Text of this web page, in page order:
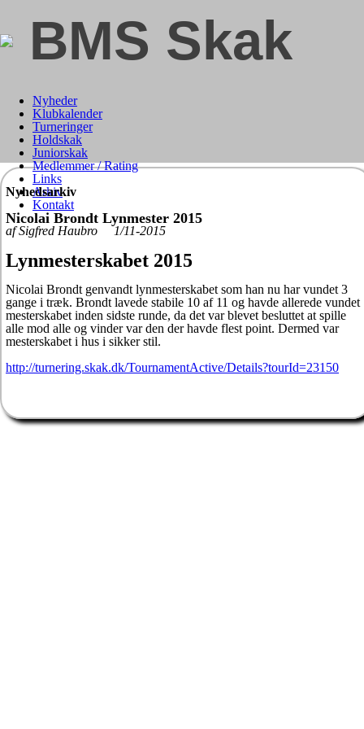
BMS Skak
Nyheder
Klubkalender
Turneringer
Holdskak
Juniorskak
Medlemmer / Rating
Links
Arkiv
Kontakt
Nyhedsarkiv
Nicolai Brondt Lynmester 2015
af Sigfred Haubro 1/11-2015
Lynmesterskabet 2015
Nicolai Brondt genvandt lynmesterskabet som han nu har vundet 3
gange i træk. Brondt lavede stabile 10 af 11 og havde allerede vundet
mesterskabet inden sidste runde, da det var blevet besluttet at spille
alle mod alle og vinder var den der havde flest point. Dermed var
mesterskabet i hus i sikker stil.
http://turnering.skak.dk/TournamentActive/Details?tourId=23150